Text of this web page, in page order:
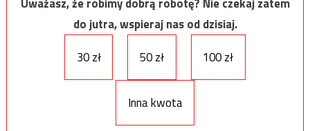
Uważasz, że robimy dobrą robotę? Nie czekaj zatem
do jutra, wspieraj nas od dzisiaj.
30 zł
50 zł 100 zł
Inna kwota